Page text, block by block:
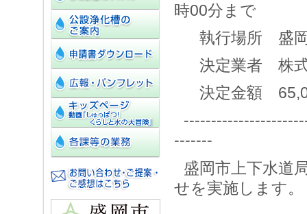
時00分まで
執行場所 盛岡
決定業者 株式
決定金額
-------
盛岡市上下水道
せを実施します。